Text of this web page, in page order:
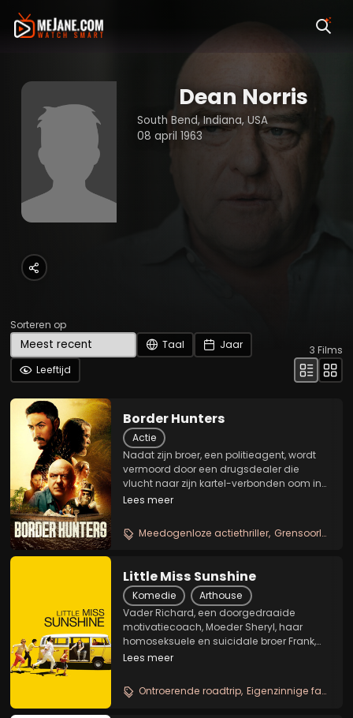
Dean Norris
South Bend, Indiana, USA
08 april 1963
Sorteren op
Taal
Jaar
Leeftijd
3 Films
Border Hunters
Actie
Nadat zijn broer, een politieagent, wordt
vermoord door een drugsdealer die
vlucht naar zijn kartel-verbonden oom in
Mexico, reist een Amerikaanse man met
wetshandhaving en het leger naar het
zuiden van de grens om wraak...
Lees meer
Meedogenloze actiethriller Grensoorlog tegen kartels
Little Miss Sunshine
Komedie
Arthouse
Vader Richard, een doorgedraaide
motivatiecoach, Moeder Sheryl, haar
homoseksuele en suicidale broer Frank,
dochter Olive, zoon Dwayne -die weigert
onder invloed van drank of drugs -
maken een roadtrip in...
Lees meer
Ontroerende roadtrip Eigenzinnige familie